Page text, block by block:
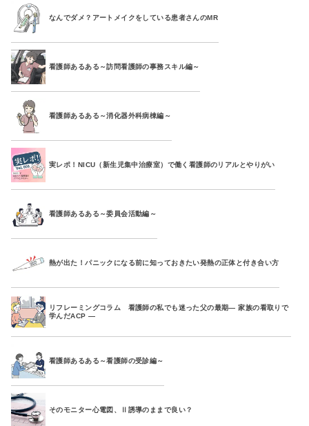
なんでダメ？アートメイクをしている患者さんのMR
看護師あるある～訪問看護師の事務スキル編～
看護師あるある～消化器外科病棟編～
実レポ！NICU（新生児集中治療室）で働く看護師のリアルとやりがい
看護師あるある～委員会活動編～
熱が出た！パニックになる前に知っておきたい発熱の正体と付き合い方
リフレーミングコラム 看護師の私でも迷った父の最期― 家族の看取りで
学んだACP ―
看護師あるある～看護師の受診編～
そのモニター心電図、Ⅱ誘導のままで良い？